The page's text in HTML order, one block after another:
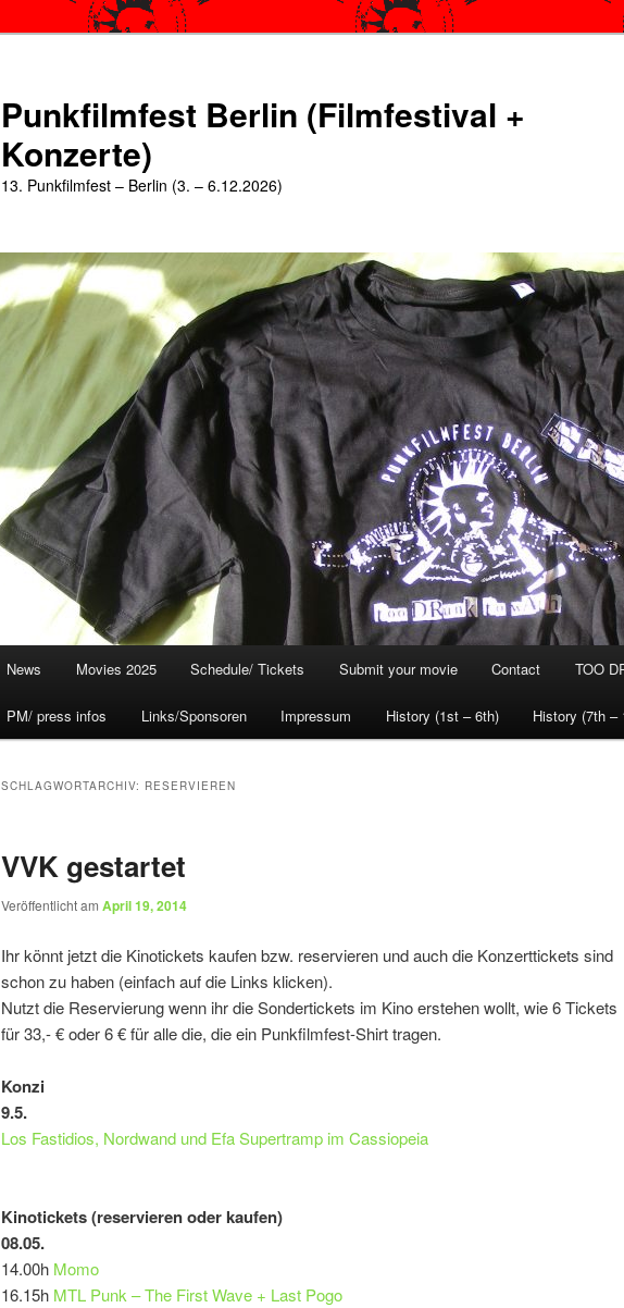
Punkfilmfest Berlin (Filmfestival +
Konzerte)
13. Punkfilmfest – Berlin (3. – 6.12.2026)
News Movies 2025 Schedule/ Tickets Submit your movie Contact TOO
PM/ press infos Links/Sponsoren Impressum History (1st – 6th) History (7th –
SCHLAGWORTARCHIV: RESERVIEREN
VVK gestartet
Veröffentlicht am April 19, 2014
Ihr könnt jetzt die Kinotickets kaufen bzw. reservieren und auch die Konzerttickets sind
schon zu haben (einfach auf die Links klicken).
Nutzt die Reservierung wenn ihr die Sondertickets im Kino erstehen wollt, wie 6 Tickets
für 33,- € oder 6 € für alle die, die ein Punkfilmfest-Shirt tragen.
Konzi
9.5.
Los Fastidios, Nordwand und Efa Supertramp im Cassiopeia
Kinotickets (reservieren oder kaufen)
08.05.
14.00h Momo
16.15h MTL Punk – The First Wave + Last Pogo